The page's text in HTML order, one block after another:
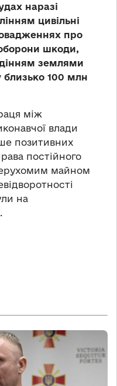
наразі
цивільні
про
шкоди,
землями
близько 100 млн
між
влади
позитивних
постійного
майном
на